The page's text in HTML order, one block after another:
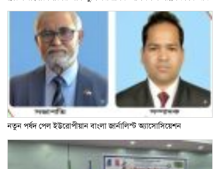
নতুন পর্ষদ পেল ইউরোপীয়ান বাংলা জার্নালিস্ট অ্যাসোসিয়েশন